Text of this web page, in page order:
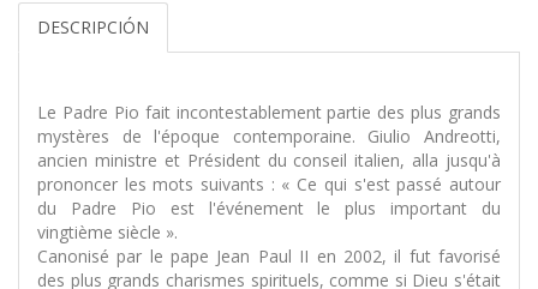
DESCRIPCIÓN
Le Padre Pio fait incontestablement partie des plus grands
mystères de l'époque contemporaine. Giulio Andreotti,
ancien ministre et Président du conseil italien, alla jusqu'à
prononcer les mots suivants : « Ce qui s'est passé autour
du Padre Pio est l'événement le plus important du
vingtième siècle ».
Canonisé par le pape Jean Paul II en 2002, il fut favorisé
des plus grands charismes spirituels, comme si Dieu s'était